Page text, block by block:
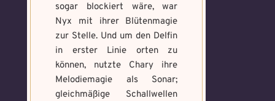
sogar blockiert wäre, war
Nyx mit ihrer Blütenmagie
zur Stelle. Und um den Delfin
in erster Linie orten zu
können, nutzte Chary ihre
Melodiemagie als Sonar;
gleichmäßige Schallwellen